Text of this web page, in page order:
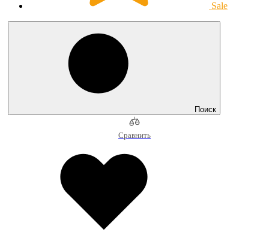
Sale
Поиск
Сравнить